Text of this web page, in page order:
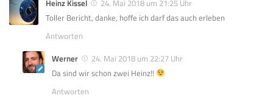
Heinz Kissel
24. Mai 2018 um 21:25 Uhr
Toller Bericht, danke, hoffe ich darf das auch erleben
Antworten
Werner
24. Mai 2018 um 22:27 Uhr
Da sind wir schon zwei Heinz!!
Antworten